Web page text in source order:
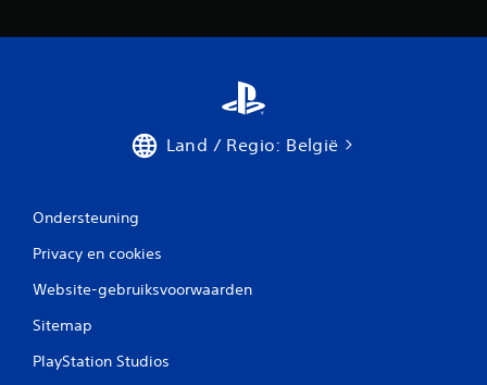
Land / Regio: België
Ondersteuning
Privacy en cookies
Website-gebruiksvoorwaarden
Sitemap
PlayStation Studios